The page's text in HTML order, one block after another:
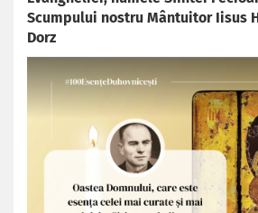
Scumpului nostru Mântuitor Iisus
Dorz